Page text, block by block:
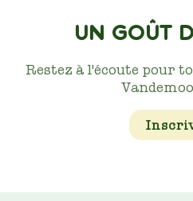
UN GOÛT
Restez à l'écoute pour